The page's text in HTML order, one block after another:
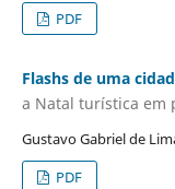
PDF
Flashs de uma
a Natal turística em
Gustavo Gabriel de
PDF